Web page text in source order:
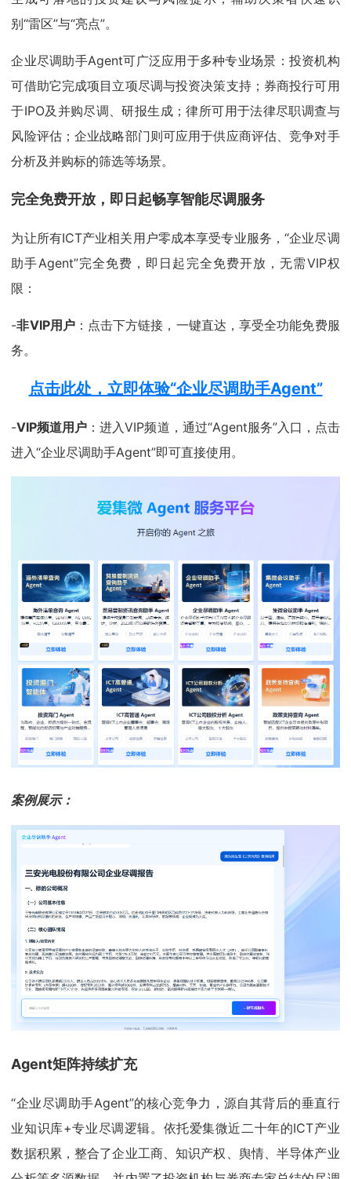
别“雷区”与“亮点”。
企业尽调助手Agent可广泛应用于多种专业场景：投资机构
可借助它完成项目立项尽调与投资决策支持；券商投行可用
于IPO及并购尽调、研报生成；律所可用于法律尽职调查与
风险评估；企业战略部门则可应用于供应商评估、竞争对手
分析及并购标的筛选等场景。
完全免费开放，即日起畅享智能尽调服务
为让所有ICT产业相关用户零成本享受专业服务，“企业尽调
助手Agent”完全免费，即日起完全免费开放，无需VIP权
限：
-非VIP用户：点击下方链接，一键直达，享受全功能免费服
务。
点击此处，立即体验“企业尽调助手Agent”
-VIP频道用户 ：进入VIP频道，通过“Agent服务”入口，点击
进入“企业尽调助手Agent”即可直接使用。
案例展示：
Agent矩阵持续扩充
“企业尽调助手Agent”的核心竞争力，源自其背后的垂直行
业知识库+专业尽调逻辑。依托爱集微近二十年的ICT产业
数据积累，整合了企业工商、知识产权、舆情、半导体产业